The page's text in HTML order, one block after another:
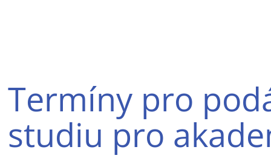
Termíny pro
studiu pro